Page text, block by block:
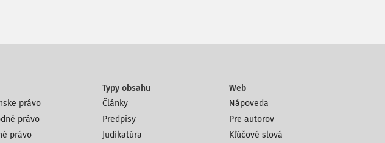
právo
právo
právo
Typy obsahu
Články
Predpisy
Judikatúra
Web
Nápoveda
Pre autorov
Kľúčové slová